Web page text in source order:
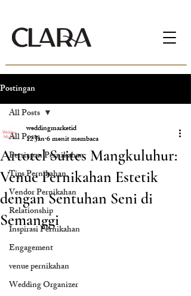
Postingan
All Posts
Persiapan Pernikahan
Tips Pernikahan
Vendor Pernikahan
Relationship
Inspirasi Pernikahan
Engagement
venue pernikahan
Wedding Organizer
All Posts
Artotel Suites Mangkuluhur:
Venue Pernikahan Estetik
dengan Sentuhan Seni di
Semanggi
weddingmarketid
12 Jan6 menit membaca